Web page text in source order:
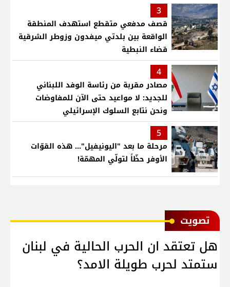
3
قصف مدفعي متقطع استهدف المنطقة
الواقعة بين بلدتي ميفدون وزوطر الشرقية
قضاء النبطية
4
مصادر مقربة من رئاسة الوفد اللبناني
للجديد: لا مواعيد حتى الآن للمفاوضات
ونحن نتابع السلوك الإسرائيلي
5
مرحلة ما بعد "اليونيفيل"... هذه القوّات
الأوفر حظّاً لتولّي المهمّة!
ﺗﺼﻮﻳﺖ
هل تعتقد ان الحرب الحالية في لبنان
ستمتد لحرب طويلة الامد؟